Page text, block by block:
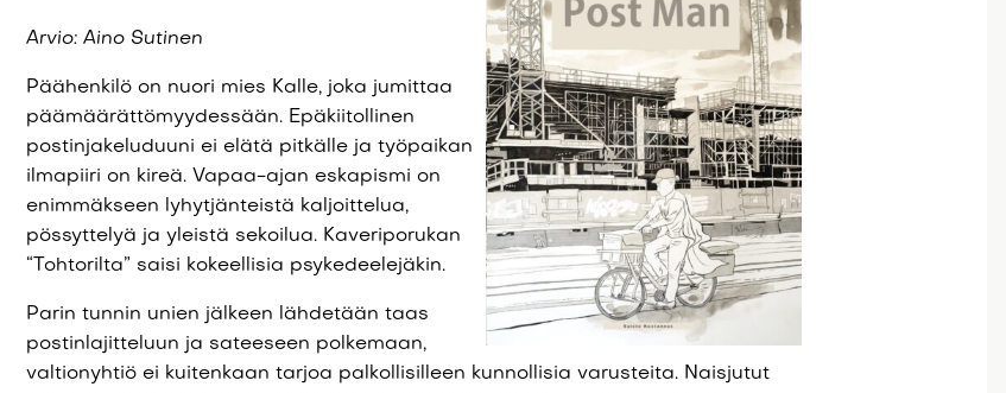
Arvio: Aino Sutinen
Päähenkilö on nuori mies Kalle, joka jumittaa
päämäärättömyydessään. Epäkiitollinen
postinjakeluduuni ei elätä pitkälle ja työpaikan
ilmapiiri on kireä. Vapaa-ajan eskapismi on
enimmäkseen lyhytjänteistä kaljoittelua,
pössyttelyä ja yleistä sekoilua. Kaveriporukan
“Tohtorilta” saisi kokeellisia psykedeelejäkin.
Parin tunnin unien jälkeen lähdetään taas
postinlajitteluun ja sateeseen polkemaan,
valtionyhtiö ei kuitenkaan tarjoa palkollisilleen kunnollisia varusteita. Naisjutut